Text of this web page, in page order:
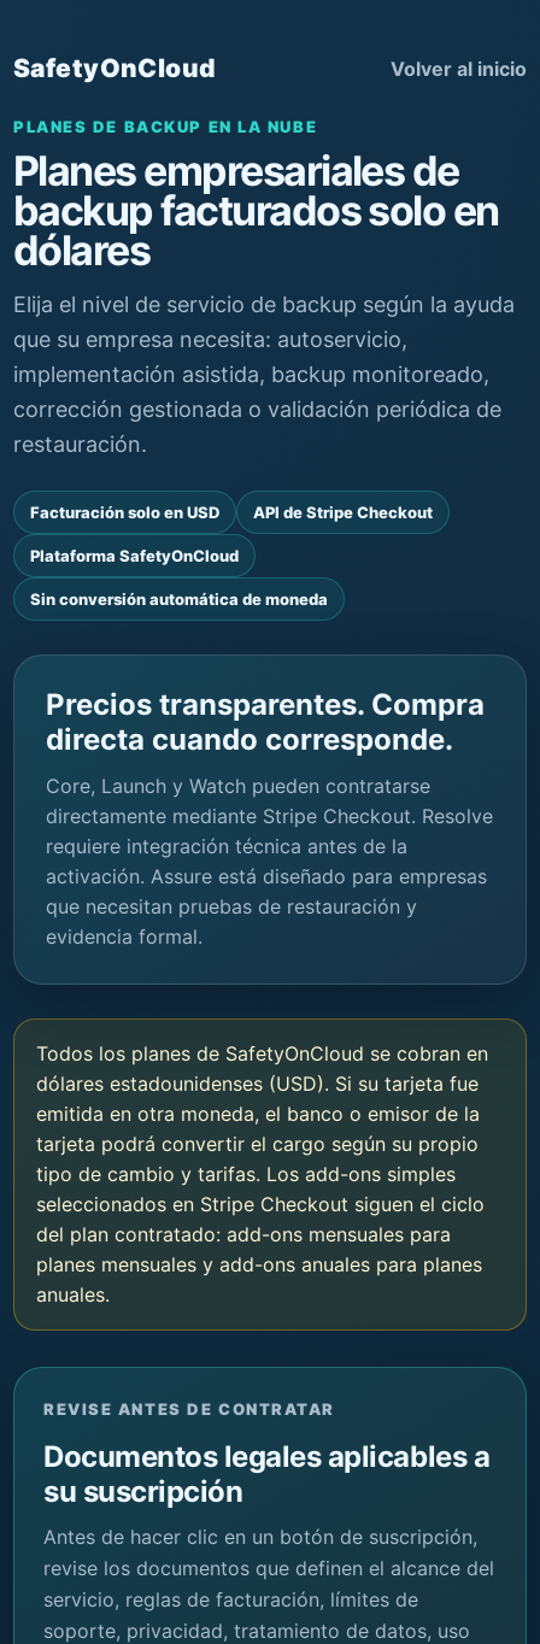
SafetyOnCloud Volver al inicio
PLANES DE BACKUP EN LA NUBE
Planes empresariales de
backup facturados solo en
dólares
Elija el nivel de servicio de backup según la ayuda
que su empresa necesita: autoservicio,
implementación asistida, backup monitoreado,
corrección gestionada o validación periódica de
restauración.
Facturación solo en USD API de Stripe Checkout
Plataforma SafetyOnCloud
Sin conversión automática de moneda
Precios transparentes. Compra
directa cuando corresponde.
Core, Launch y Watch pueden contratarse
directamente mediante Stripe Checkout. Resolve
requiere integración técnica antes de la
activación. Assure está diseñado para empresas
que necesitan pruebas de restauración y
evidencia formal.
Todos los planes de SafetyOnCloud se cobran en
dólares estadounidenses (USD). Si su tarjeta fue
emitida en otra moneda, el banco o emisor de la
tarjeta podrá convertir el cargo según su propio
tipo de cambio y tarifas. Los add-ons simples
seleccionados en Stripe Checkout siguen el ciclo
del plan contratado: add-ons mensuales para
planes mensuales y add-ons anuales para planes
anuales.
REVISE ANTES DE CONTRATAR
Documentos legales aplicables a
su suscripción
Antes de hacer clic en un botón de suscripción,
revise los documentos que definen el alcance del
servicio, reglas de facturación, límites de
soporte, privacidad, tratamiento de datos, uso